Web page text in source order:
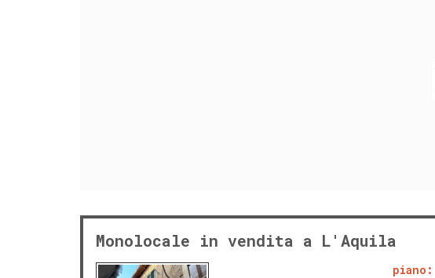
Monolocale in vendita a L'Aquila